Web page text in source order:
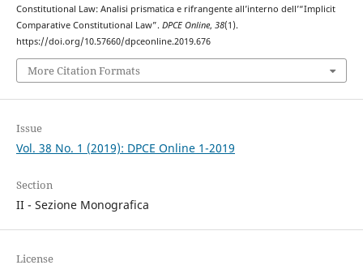
Constitutional Law: Analisi prismatica e rifrangente all’interno dell’“Implicit
Comparative Constitutional Law”. DPCE Online, 38(1).
https://doi.org/10.57660/dpceonline.2019.676
More Citation Formats
Issue
Vol. 38 No. 1 (2019): DPCE Online 1-2019
Section
II - Sezione Monografica
License